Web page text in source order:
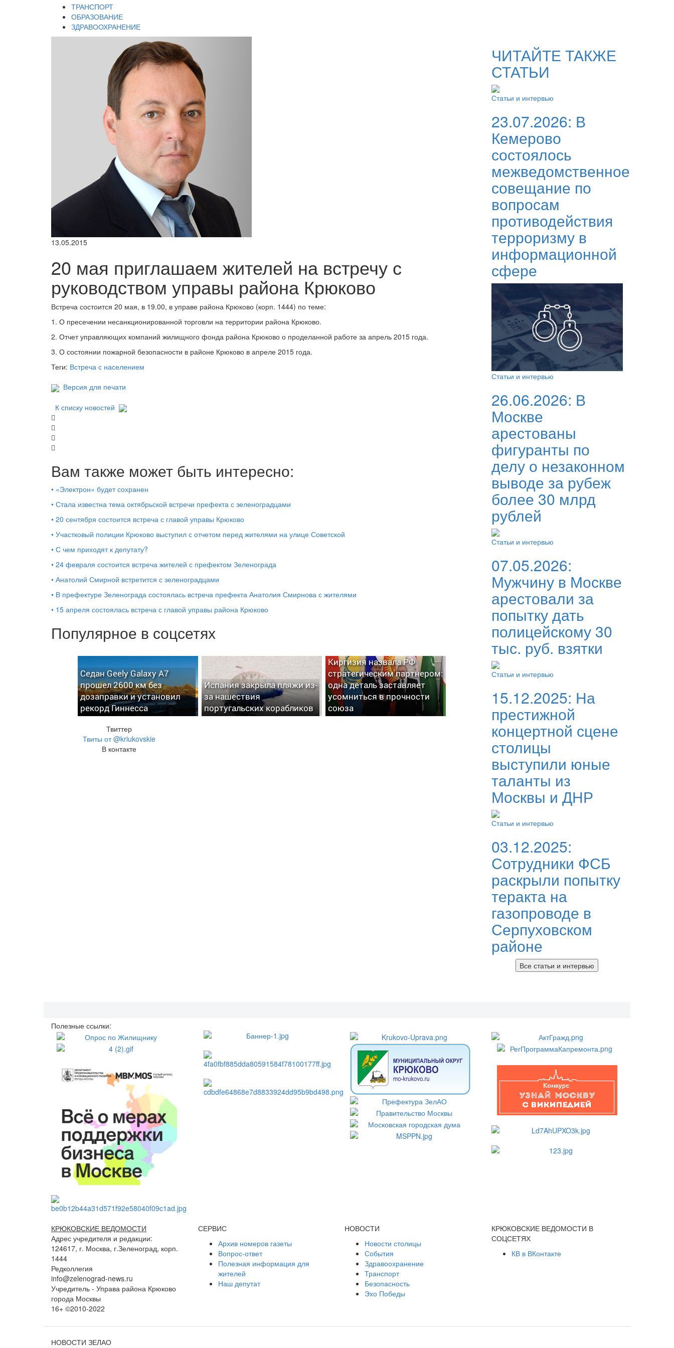
ТРАНСПОРТ
ОБРАЗОВАНИЕ
ЗДРАВООХРАНЕНИЕ
13.05.2015
20 мая приглашаем жителей на встречу с
руководством управы района Крюково
Встреча состоится 20 мая, в 19.00, в управе района Крюково (корп. 1444) по теме:
1. О пресечении несанкционированной торговли на территории района Крюково.
2. Отчет управляющих компаний жилищного фонда района Крюково о проделанной работе за апрель 2015 года.
3. О состоянии пожарной безопасности в районе Крюково в апреле 2015 года.
Теги: Встреча с населением
Версия для печати
К списку новостей
Вам также может быть интересно:
• «Электрон» будет сохранен
• Стала известна тема октябрьской встречи префекта с зеленоградцами
• 20 сентября состоится встреча с главой управы Крюково
• Участковый полиции Крюково выступил с отчетом перед жителями на улице Советской
• С чем приходят к депутату?
• 24 февраля состоится встреча жителей с префектом Зеленограда
• Анатолий Смирной встретится с зеленоградцами
• В префектуре Зеленограда состоялась встреча префекта Анатолия Смирнова с жителями
• 15 апреля состоялась встреча с главой управы района Крюково
Популярное в соцсетях
Седан Geely Galaxy A7
прошел 2600 км без
дозаправки и установил
рекорд Гиннесса
Испания закрыла пляжи из-
за нашествия
португальских корабликов
Киргизия назвала РФ
стратегическим партнером:
одна деталь заставляет
усомниться в прочности
союза
Твиттер
Твиты от @kriukovskie
В контакте
ЧИТАЙТЕ ТАКЖЕ
СТАТЬИ
Статьи и интервью
23.07.2026: В
Кемерово
состоялось
межведомственное
совещание по
вопросам
противодействия
терроризму в
информационной
сфере
Статьи и интервью
26.06.2026: В
Москве
арестованы
фигуранты по
делу о незаконном
выводе за рубеж
более 30 млрд
рублей
Статьи и интервью
07.05.2026:
Мужчину в Москве
арестовали за
попытку дать
полицейскому 30
тыс. руб. взятки
Статьи и интервью
15.12.2025: На
престижной
концертной сцене
столицы
выступили юные
таланты из
Москвы и ДНР
Статьи и интервью
03.12.2025:
Сотрудники ФСБ
раскрыли попытку
теракта на
газопроводе в
Серпуховском
районе
Все статьи и интервью
Полезные ссылки:
КРЮКОВСКИЕ ВЕДОМОСТИ
Адрес учредителя и редакции:
124617, г. Москва, г.Зеленоград, корп.
1444
Редколлегия
info@zelenograd-news.ru
Учредитель - Управа района Крюково
города Москвы
16+ ©2010-2022
СЕРВИС
Архив номеров газеты
Вопрос-ответ
Полезная информация для
жителей
Наш депутат
НОВОСТИ
Новости столицы
События
Здравоохранение
Транспорт
Безопасность
Эхо Победы
КРЮКОВСКИЕ ВЕДОМОСТИ В
СОЦСЕТЯХ
КВ в ВКонтакте
НОВОСТИ ЗЕЛАО